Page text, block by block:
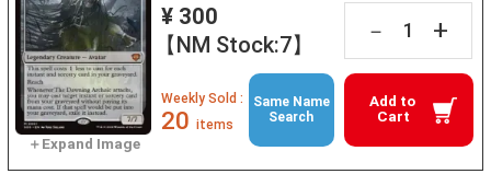
¥ 300
【NM Stock:7】
－ +
Add to
Cart
Weekly Sold :
20 items
Same Name
Search